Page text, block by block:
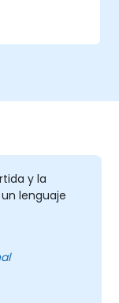
en
datos,
de
marcos
de
su
de
de datos.
y la
lenguaje